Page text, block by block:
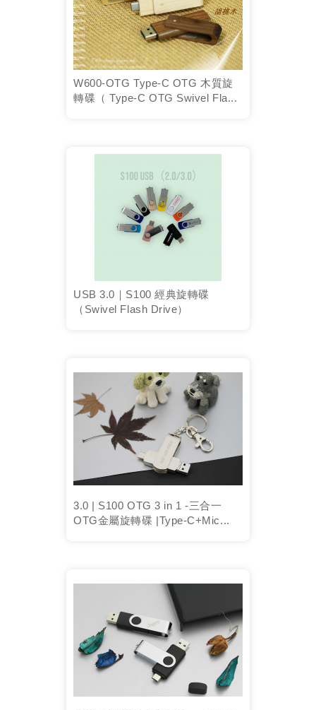
W600-OTG Type-C OTG 木質旋
轉碟（ Type-C OTG Swivel Fla...
USB 3.0｜S100 經典旋轉碟
（Swivel Flash Drive）
3.0 | S100 OTG 3 in 1 -三合一
OTG金屬旋轉碟 |Type-C+Mic...